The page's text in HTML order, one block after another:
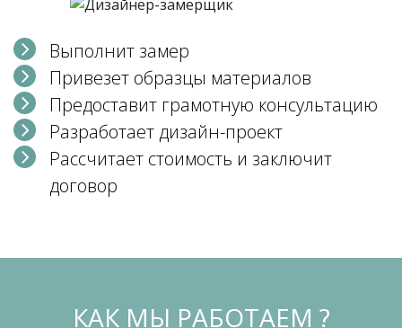
Выполнит замер
Привезет образцы материалов
Предоставит грамотную консультацию
Разработает дизайн-проект
Рассчитает стоимость и заключит
договор
КАК МЫ РАБОТАЕМ ?